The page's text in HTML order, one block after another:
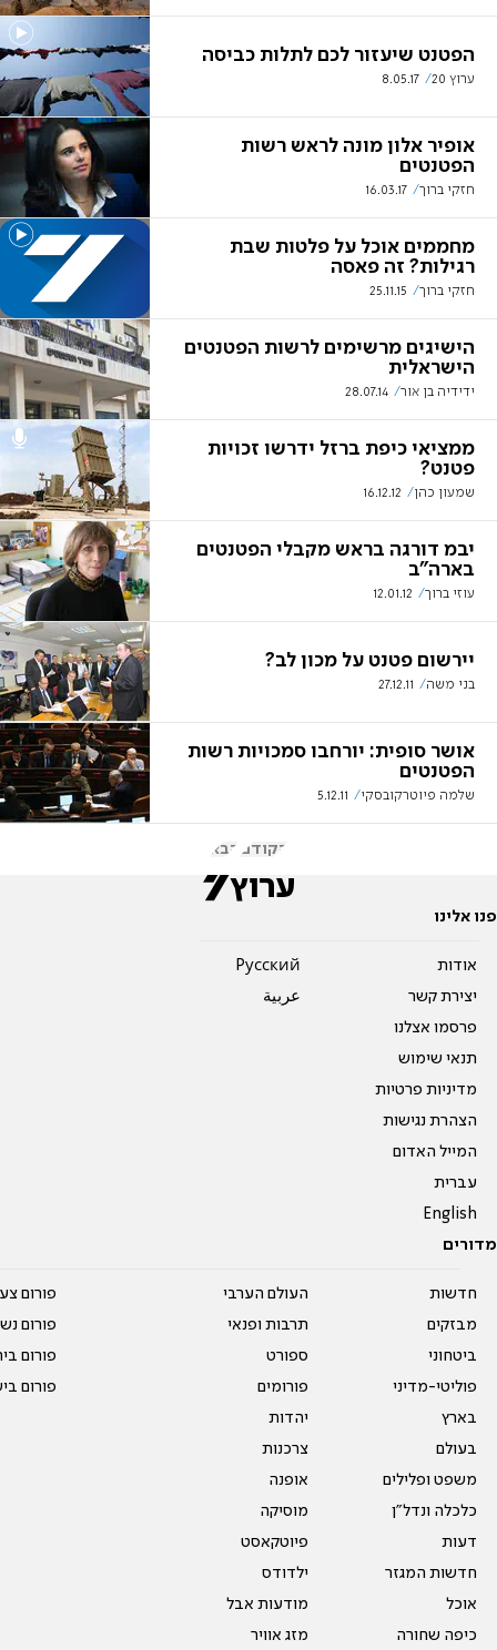
הפטנט שיעזור לכם לתלות כביסה
ערוץ 20 8.05.17
אופיר אלון מונה לראש רשות
הפטנטים
חזקי ברוך 16.03.17
מחממים אוכל על פלטות שבת
רגילות? זה פאסה
חזקי ברוך 25.11.15
הישיגים מרשימים לרשות הפטנטים
הישראלית
ידידיה בן אור 28.07.14
ממציאי כיפת ברזל ידרשו זכויות
פטנט?
שמעון כהן 16.12.12
יבמ דורגה בראש מקבלי הפטנטים
בארה"ב
עוזי ברוך 12.01.12
יירשום פטנט על מכון לב?
בני משה 27.12.11
אושר סופית: יורחבו סמכויות רשות
הפטנטים
שלמה פיוטרקובסקי 5.12.11
הקודם הבא
פנו אלינו
אודות
יצירת קשר
פרסמו אצלנו
תנאי שימוש
מדיניות פרטיות
הצהרת נגישות
המייל האדום
עברית
English
Pусский
عربية
מדורים
חדשות
מבזקים
ביטחוני
פוליטי-מדיני
בארץ
בעולם
משפט ופלילים
כלכלה ונדל"ן
דעות
חדשות המגזר
אוכל
כיפה שחורה
העולם הערבי
תרבות ופנאי
ספורט
פורומים
יהדות
צרכנות
אופנה
מוסיקה
פיוטקאסט
ילדודס
מודעות אבל
מזג אוויר
פורום
פורום
פורום
פורום